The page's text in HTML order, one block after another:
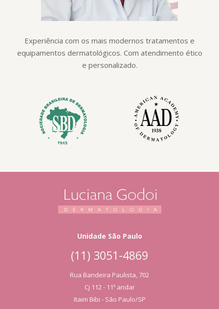
Experiência com os mais modernos tratamentos e
equipamentos dermatológicos. Com atendimento ético
e personalizado.
Unidade São Paulo
(11) 3051-4869
Rua Bandeira Paulista, 702
Cj 112 - 11º andar
Itaim Bibi - São Paulo/SP